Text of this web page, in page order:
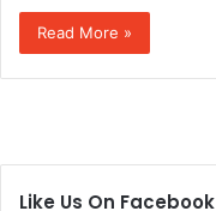
Read More »
Like Us On Facebook